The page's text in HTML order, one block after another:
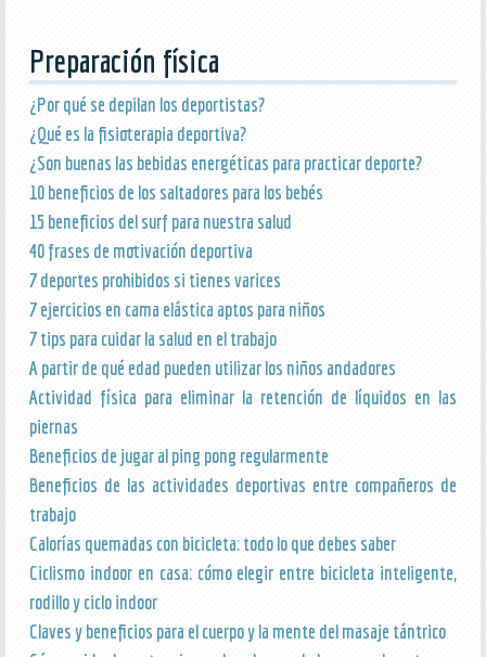
Preparación física
¿Por qué se depilan los deportistas?
¿Qué es la fisioterapia deportiva?
¿Son buenas las bebidas energéticas para practicar deporte?
10 beneficios de los saltadores para los bebés
15 beneficios del surf para nuestra salud
40 frases de motivación deportiva
7 deportes prohibidos si tienes varices
7 ejercicios en cama elástica aptos para niños
7 tips para cuidar la salud en el trabajo
A partir de qué edad pueden utilizar los niños andadores
Actividad física para eliminar la retención de líquidos en las
piernas
Beneficios de jugar al ping pong regularmente
Beneficios de las actividades deportivas entre compañeros de
trabajo
Calorías quemadas con bicicleta: todo lo que debes saber
Ciclismo indoor en casa: cómo elegir entre bicicleta inteligente,
rodillo y ciclo indoor
Claves y beneficios para el cuerpo y la mente del masaje tántrico